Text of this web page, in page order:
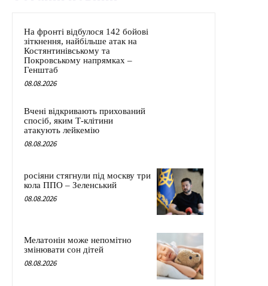
На фронті відбулося 142 бойові
зіткнення, найбільше атак на
Костянтинівському та
Покровському напрямках –
Генштаб
08.08.2026
Вчені відкривають прихований
спосіб, яким Т-клітини
атакують лейкемію
08.08.2026
росіяни стягнули під москву три
кола ППО – Зеленський
08.08.2026
Мелатонін може непомітно
змінювати сон дітей
08.08.2026